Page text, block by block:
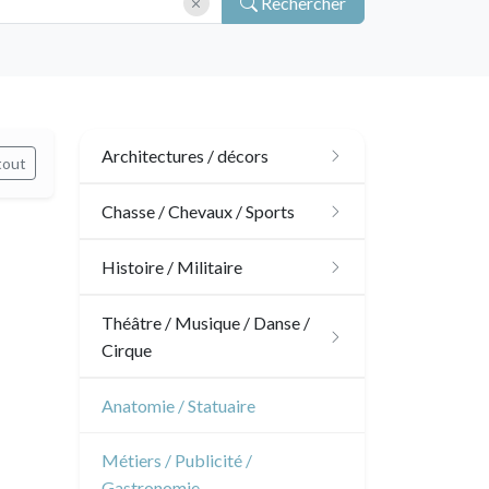
Architectures / décors
Architecture
Architecture d'intérieur
Chasse / Chevaux / Sports
Chasse
Sports
Histoire / Militaire
Militaire
Napoléon et Empire
Théâtre / Musique / Danse /
Cirque
Théâtre
Anatomie / Statuaire
Métiers / Publicité /